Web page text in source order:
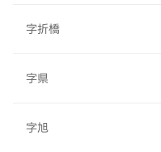
字折橋
字県
字旭